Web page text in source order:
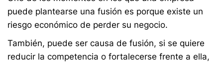
puede plantearse una fusión es porque existe un
riesgo económico de perder su negocio.
También, puede ser causa de fusión, si se quiere
reducir la competencia o fortalecerse frente a ella,